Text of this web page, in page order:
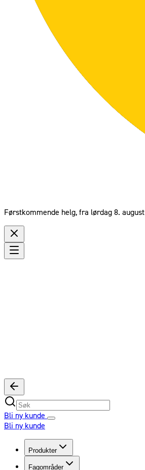
Førstkommende helg, fra lørdag 8.
Bli ny kunde
Bli ny kunde
Produkter
Fagområder